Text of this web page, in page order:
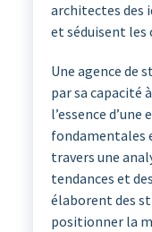
architectes des
et séduisent les
Une agence de
par sa capacité
l’essence
fondamentales
travers une
tendances et
élaborent des
positionner la